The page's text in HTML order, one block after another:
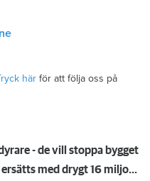
här för att följa oss på
- de vill stoppa bygget
Olidliga störningar – hyresgäster ersätts med drygt 16 miljoner